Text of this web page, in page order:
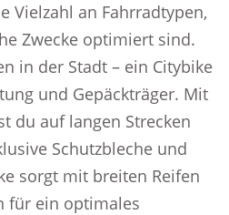
Vielzahl an Fahrradtypen,
Zwecke optimiert sind.
in der Stadt – ein Citybike
und Gepäckträger. Mit
du auf langen Strecken
Schutzbleche und
sorgt mit breiten Reifen
für ein optimales